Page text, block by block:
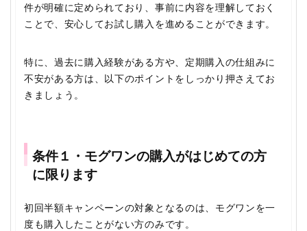
件が明確に定められており、事前に内容を理解しておく
ことで、安心してお試し購入を進めることができます。
特に、過去に購入経験がある方や、定期購入の仕組みに
不安がある方は、以下のポイントをしっかり押さえてお
きましょう。
条件１・モグワンの購入がはじめての方
に限ります
初回半額キャンペーンの対象となるのは、モグワンを一
度も購入したことがない方のみです。